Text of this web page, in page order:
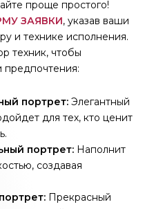
проще простого!
ЗАЯВКИ, указав ваши
и технике исполнения.
техник, чтобы
портрет: Элегантный
для тех, кто ценит
портрет: Наполнит
создавая
Прекрасный